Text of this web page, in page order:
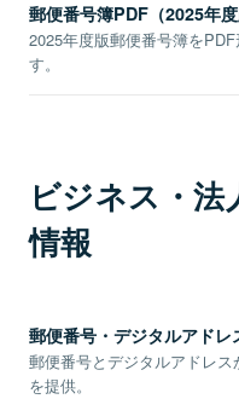
郵便番号簿PDF（2025年度
2025年度版郵便番号簿を
す。
ビジネス・
情報
郵便番号・デジタルアドレ
郵便番号とデジタルアドレ
を提供。